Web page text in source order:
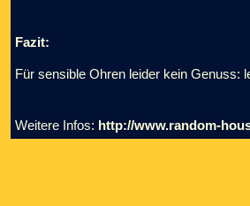
Fazit:
Für sensible Ohren leider kein Genuss:
Weitere Infos: http://www.random-